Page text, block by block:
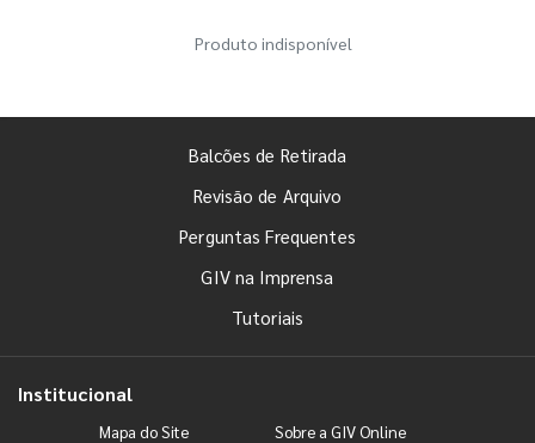
Produto indisponível
Balcões de Retirada
Revisão de Arquivo
Perguntas Frequentes
GIV na Imprensa
Tutoriais
Institucional
Mapa do Site Sobre a GIV Online